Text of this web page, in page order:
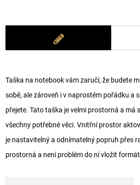
Taška na notebook vám zaručí, že budete
sobě, ale zároveň i v naprostém pořádku a
přejete. Tato taška je velmi prostorná a má
všechny potřebné věci. Vnitřní prostor
je nastavitelný a odnímatelný popruh přes
prostorná a není problém do ní vložit